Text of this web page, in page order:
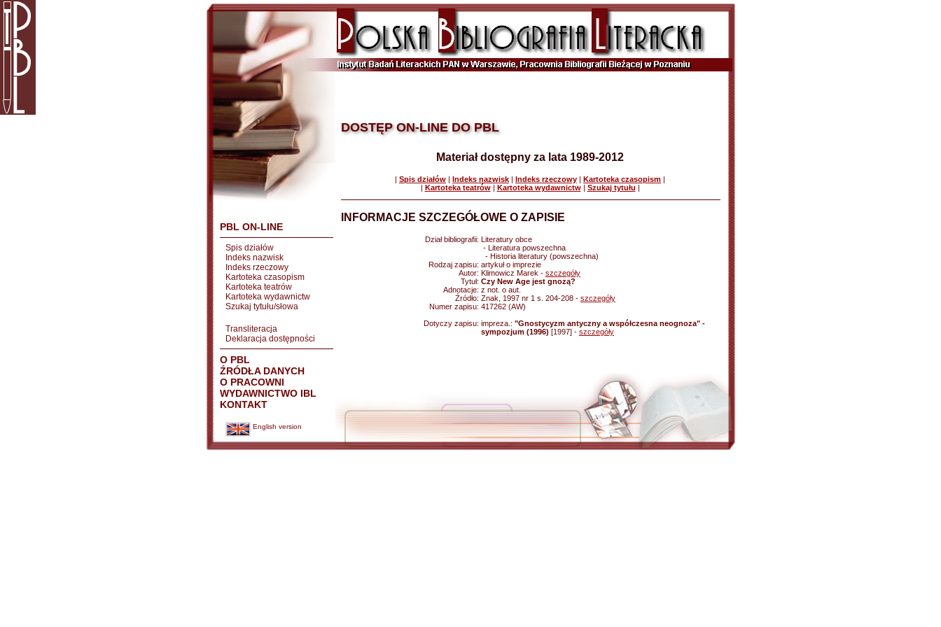
PBL ON-LINE
Spis działów
Indeks nazwisk
Indeks rzeczowy
Kartoteka czasopism
Kartoteka teatrów
Kartoteka wydawnictw
Szukaj tytułu/słowa
Transliteracja
Deklaracja dostępności
O PBL
ŹRÓDŁA DANYCH
O PRACOWNI
WYDAWNICTWO IBL
KONTAKT
English version
DOSTĘP ON-LINE DO PBL
Materiał dostępny za lata 1989-2012
| Spis działów | Indeks nazwisk | Indeks rzeczowy | Kartoteka czasopism |
| Kartoteka teatrów| Kartoteka wydawnictw| Szukaj tytułu |
INFORMACJE SZCZEGÓŁOWE O ZAPISIE
Dział bibliografii: Literatury obce
- Literatura powszechna
- Historia literatury (powszechna)
Rodzaj zapisu: artykuł o imprezie
Autor: Klimowicz Marek - szczegóły
Tytuł: Czy New Age jest gnozą?
Adnotacje: z not. o aut.
Źródło: Znak, 1997 nr 1 s. 204-208 - szczegóły
Numer zapisu: 417262 (AW)
Dotyczy zapisu: impreza.: "Gnostycyzm antyczny a współczesna neognoza" -
sympozjum (1996) [1997] - szczegóły